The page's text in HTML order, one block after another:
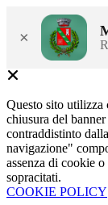
×
Questo sito utilizza
chiusura del
contraddistinto
navigazione"
assenza di cookie
sopracitati.
COOKIE POLICY